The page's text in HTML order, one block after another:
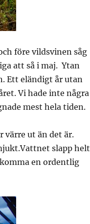
före vildsvinen såg
att så i maj. Ytan
Ett eländigt år utan
Vi hade inte några
mest hela tiden.
värre ut än det är.
slapp helt
en ordentlig